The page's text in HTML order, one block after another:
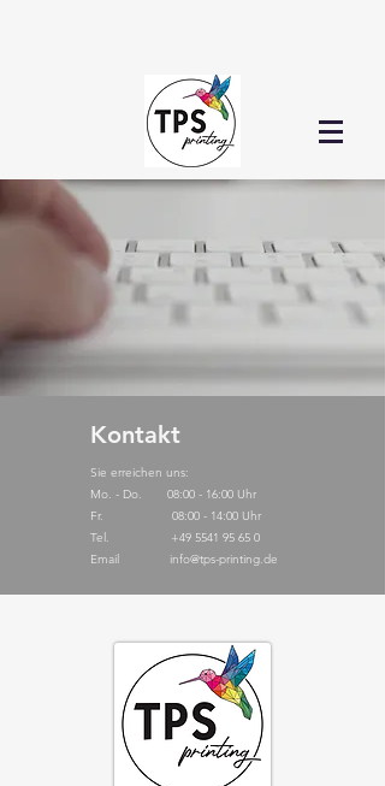
Kontakt
Sie erreichen uns:
Mo. - Do. 08:00 - 16:00 Uhr
Fr. 08:00 - 14:00 Uhr​
Tel. +49 5541 95 65 0
Email info@tps-printing.de